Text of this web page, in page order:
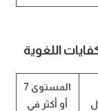
اللغوية
المستوى 7
أو أكثر في